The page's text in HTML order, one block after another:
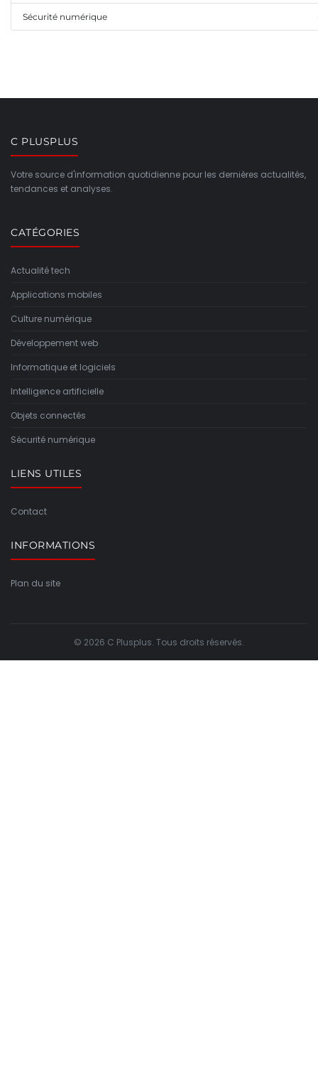
Sécurité numérique
C PLUSPLUS
Votre source d'information quotidienne pour les dernières actualités,
tendances et analyses.
CATÉGORIES
Actualité tech
Applications mobiles
Culture numérique
Développement web
Informatique et logiciels
Intelligence artificielle
Objets connectés
Sécurité numérique
LIENS UTILES
Contact
INFORMATIONS
Plan du site
© 2026 C Plusplus. Tous droits réservés.